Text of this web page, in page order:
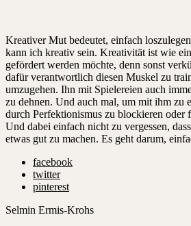
Kreativer Mut bedeutet, einfach
kann ich kreativ sein. Kreativität ist wie
gefördert werden möchte, denn sonst
dafür verantwortlich diesen Muskel zu
umzugehen. Ihn mit Spielereien auch
zu dehnen. Und auch mal, um mit ihm zu
durch Perfektionismus zu blockieren oder
Und dabei einfach nicht zu vergessen,
etwas gut zu machen. Es geht darum,
facebook
twitter
pinterest
Selmin Ermis-Krohs